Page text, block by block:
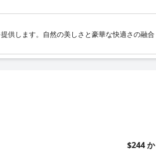
供します。自然の美しさと豪華な快適さの融合
$244